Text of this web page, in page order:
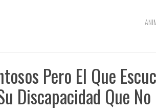
Pero El Que
Discapacidad Que